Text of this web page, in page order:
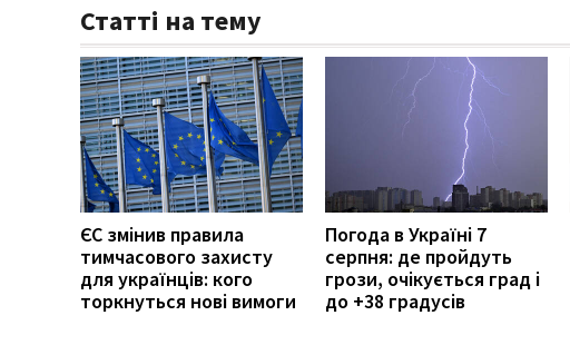
Статті на тему
ЄС змінив правила
тимчасового захисту
для українців: кого
торкнуться нові вимоги
Погода в Україні 7
серпня: де пройдуть
грози, очікується град і
до +38 градусів